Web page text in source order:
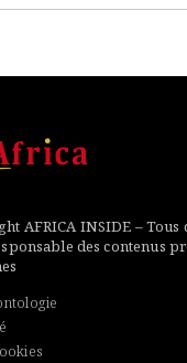
AFRICA INSIDE –
des contenus